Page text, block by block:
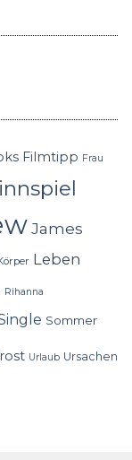
Filmtipp Frau
James
Leben
Rihanna
Sommer
Urlaub Ursachen